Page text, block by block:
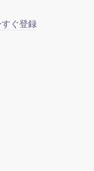
ぐ登録